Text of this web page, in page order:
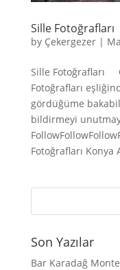
Sille Fotoğrafları
by Çekergezer|
Sille Fotoğrafları
Fotoğrafları
gördüğüme
bildirmeyi
Fotoğrafları
Son Yazılar
Bar Karadağ